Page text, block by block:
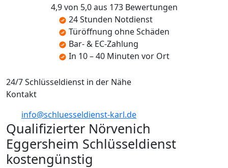
4,9 von 5,0 aus 173 Bewertungen
24 Stunden Notdienst
Türöffnung ohne Schäden
Bar- & EC-Zahlung
In 10 – 40 Minuten vor Ort
24/7 Schlüsseldienst in der Nähe
Kontakt
info@schluesseldienst-karl.de
Qualifizierter Nörvenich
Eggersheim Schlüsseldienst
kostengünstig